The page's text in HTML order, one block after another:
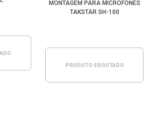
MONTAGEM PARA MICROFONES
TAKSTAR SH-100
PRODUTO ESGOTADO